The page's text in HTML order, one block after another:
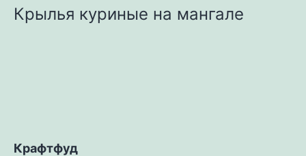
Крылья куриные на мангале
Крафтфуд